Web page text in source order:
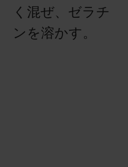
く混ぜ、ゼラチ
ンを溶かす。